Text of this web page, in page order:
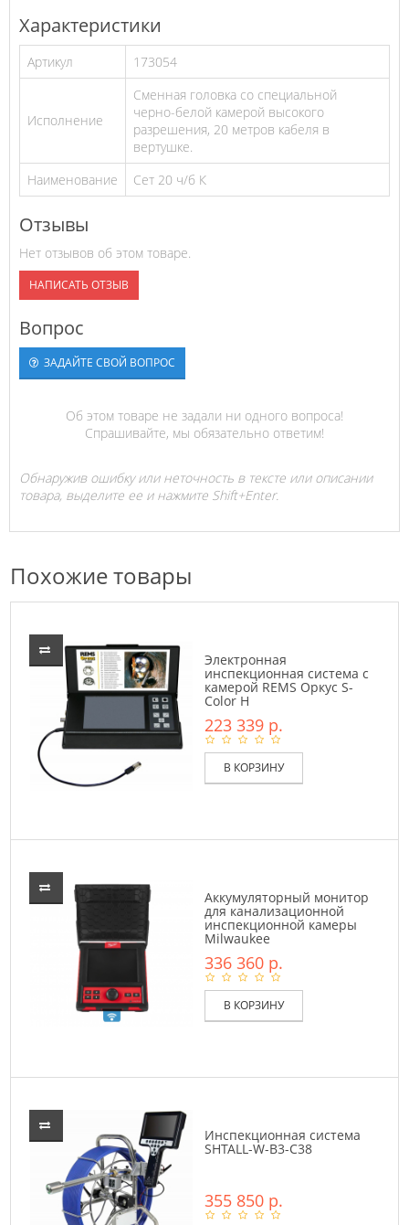
Характеристики
Артикул 173054
Исполнение
Сменная головка со специальной
черно-белой камерой высокого
разрешения, 20 метров кабеля в
вертушке.
Наименование
Сет 20 ч/б К
Отзывы
Нет отзывов об этом товаре.
НАПИСАТЬ ОТЗЫВ
Вопрос
ЗАДАЙТЕ СВОЙ ВОПРОС
Об этом товаре не задали ни одного вопроса!
Спрашивайте, мы обязательно ответим!
Обнаружив ошибку или неточность в тексте или описании
товара, выделите ее и нажмите Shift+Enter.
Похожие товары
Электронная
инспекционная система с
камерой REMS Оркус S-
Color H
223 339 р.
В КОРЗИНУ
Аккумуляторный монитор
для канализационной
инспекционной камеры
Milwaukee
336 360 р.
В КОРЗИНУ
Инспекционная система
SHTALL-W-B3-C38
355 850 р.